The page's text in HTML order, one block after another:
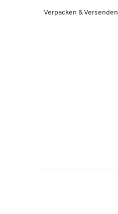
Verpacken & Versenden